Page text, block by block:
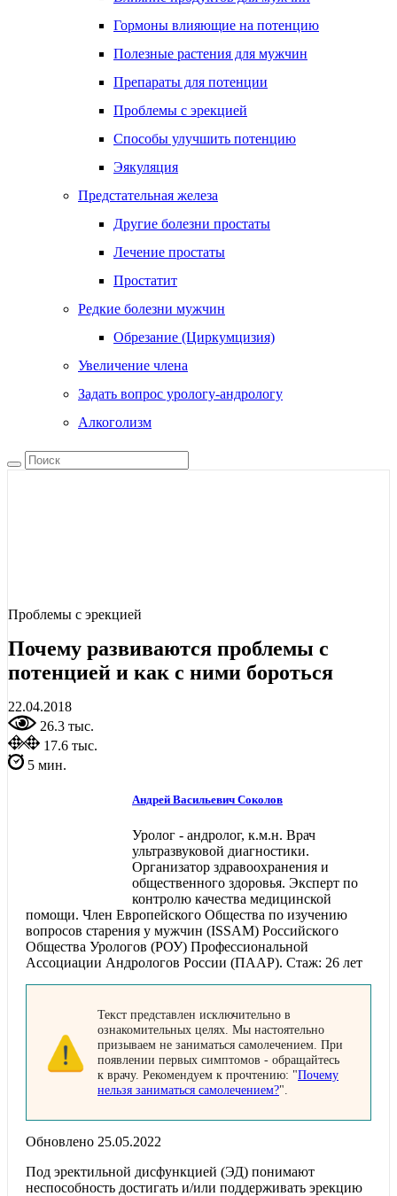
Гормоны влияющие на потенцию
Полезные растения для мужчин
Препараты для потенции
Проблемы с эрекцией
Способы улучшить потенцию
Эякуляция
Предстательная железа
Другие болезни простаты
Лечение простаты
Простатит
Редкие болезни мужчин
Обрезание (Циркумцизия)
Увеличение члена
Задать вопрос урологу-андрологу
Алкоголизм
Проблемы с эрекцией
Почему развиваются проблемы с
потенцией и как с ними бороться
22.04.2018
26.3 тыс.
17.6 тыс.
5 мин.
Андрей Васильевич Соколов
Уролог - андролог, к.м.н. Врач
ультразвуковой диагностики.
Организатор здравоохранения и
общественного здоровья. Эксперт по
контролю качества медицинской
помощи. Член Европейского Общества по изучению
вопросов старения у мужчин (ISSAM) Российского
Общества Урологов (РОУ) Профессиональной
Ассоциации Андрологов России (ПААР). Стаж: 26 лет
Текст представлен исключительно в
ознакомительных целях. Мы настоятельно
призываем не заниматься самолечением. При
появлении первых симптомов - обращайтесь
к врачу. Рекомендуем к прочтению: "Почему
нельзя заниматься самолечением?".
Обновлено 25.05.2022
Под эректильной дисфункцией (ЭД) понимают
неспособность достигать и/или поддерживать эрекцию